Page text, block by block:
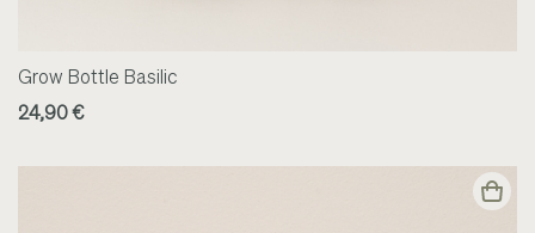
Grow Bottle Basilic
24,90 €